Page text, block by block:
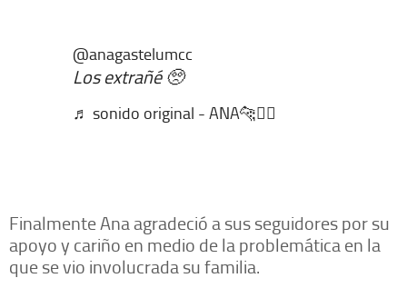
@anagastelumcc
Los extrañé 🥺
♬ sonido original - ANA🐆❤️‍🔥
Finalmente Ana agradeció a sus seguidores por su
apoyo y cariño en medio de la problemática en la
que se vio involucrada su familia.